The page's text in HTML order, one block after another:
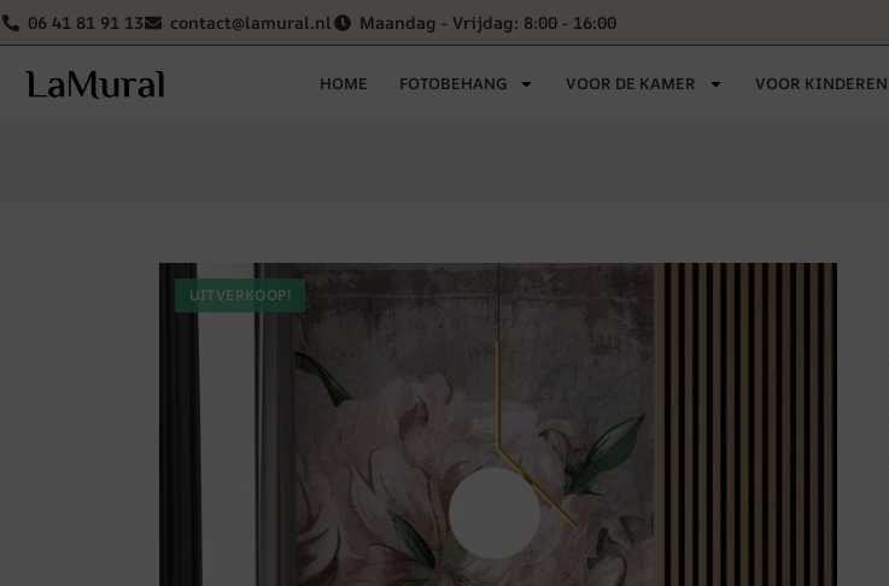
06 41 81 91 13 contact@lamural.nl Maandag - Vrijdag: 8:00 - 16:00
HOME FOTOBEHANG VOOR DE KAMER VOOR KINDEREN
UITVERKOOP!